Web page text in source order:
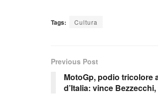
Tags: Cultura
Previous Post
MotoGp, podio tricolore
d’Italia: vince